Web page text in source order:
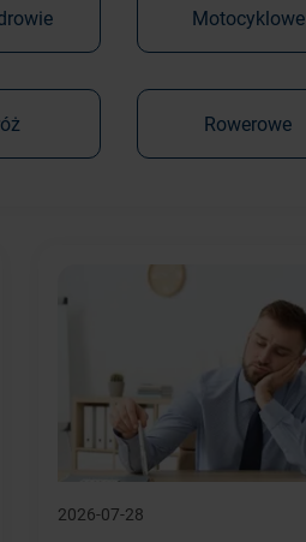
Motocyklowe
Rowerowe
2026-07-28